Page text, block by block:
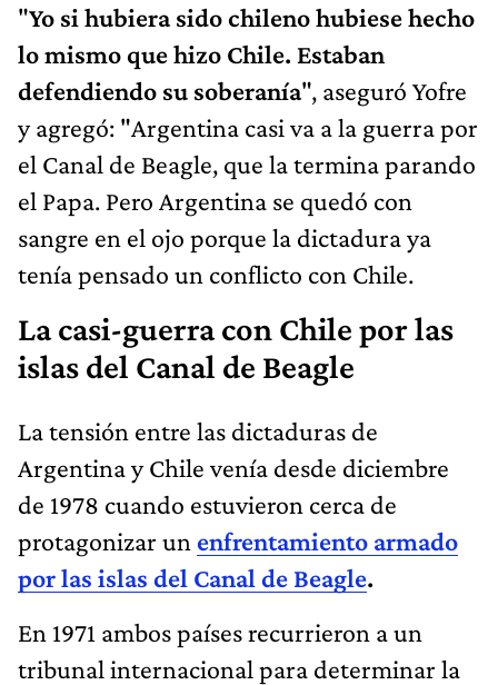
"Yo si hubiera sido chileno hubiese hecho
lo mismo que hizo Chile. Estaban
defendiendo su soberanía", aseguró Yofre
y agregó: "Argentina casi va a la guerra por
el Canal de Beagle, que la termina parando
el Papa. Pero Argentina se quedó con
sangre en el ojo porque la dictadura ya
tenía pensado un conflicto con Chile.
La casi-guerra con Chile por las
islas del Canal de Beagle
La tensión entre las dictaduras de
Argentina y Chile venía desde diciembre
de 1978 cuando estuvieron cerca de
protagonizar un enfrentamiento armado
por las islas del Canal de Beagle.
En 1971 ambos países recurrieron a un
tribunal internacional para determinar la